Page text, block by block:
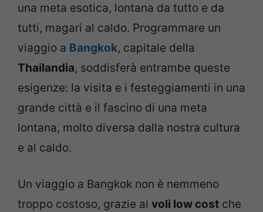
una meta esotica, lontana da tutto e da
tutti, magari al caldo. Programmare un
viaggio a Bangkok, capitale della
Thailandia, soddisferà entrambe queste
esigenze: la visita e i festeggiamenti in una
grande città e il fascino di una meta
lontana, molto diversa dalla nostra cultura
e al caldo.
Un viaggio a Bangkok non è nemmeno
troppo costoso, grazie ai voli low cost che